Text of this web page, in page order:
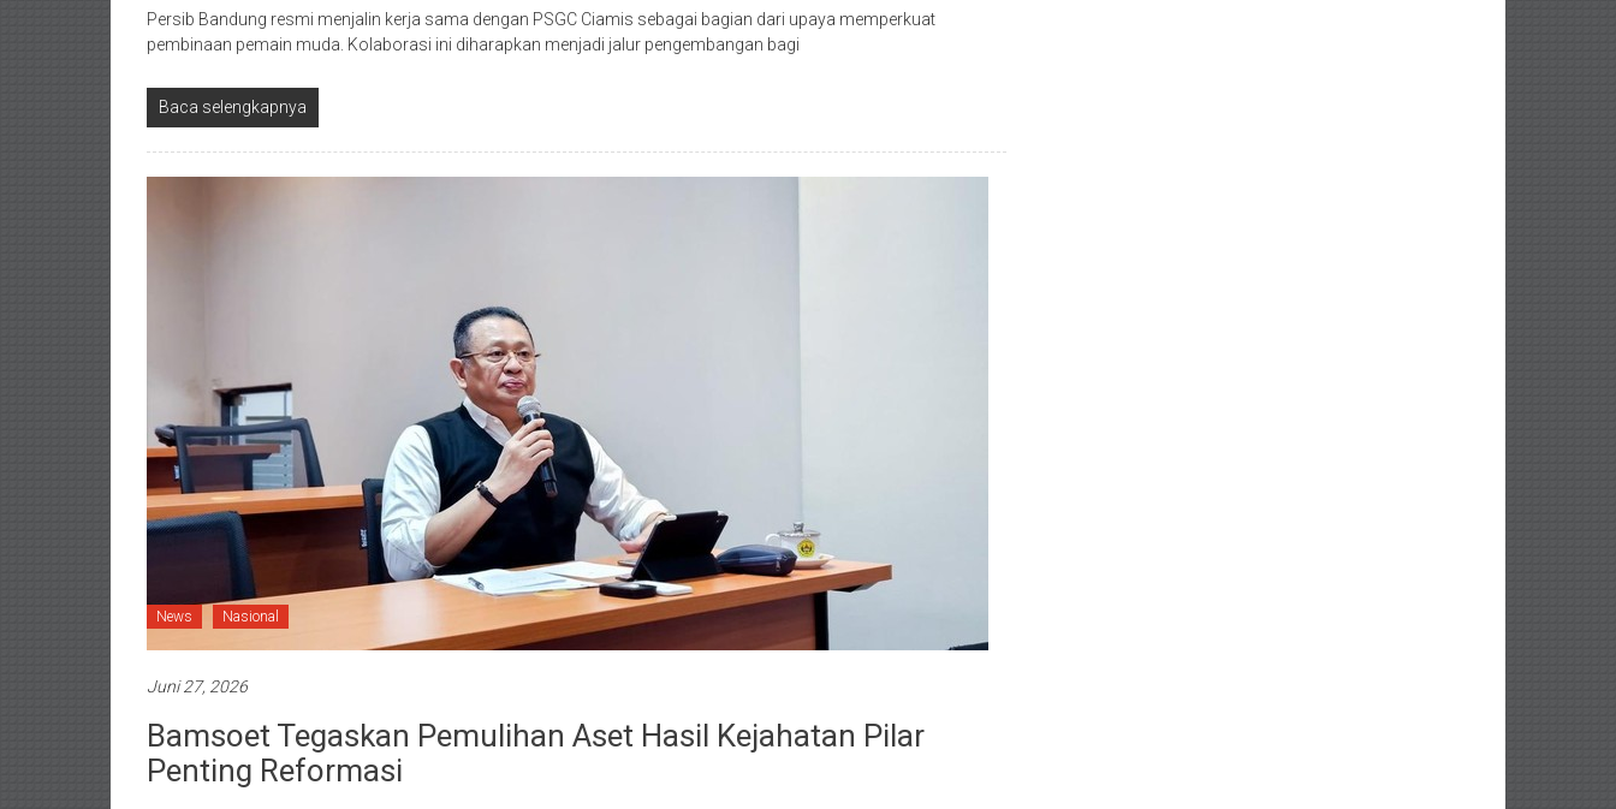
Persib Bandung resmi menjalin kerja sama dengan PSGC Ciamis sebagai bagian dari upaya memperkuat
pembinaan pemain muda. Kolaborasi ini diharapkan menjadi jalur pengembangan bagi
Baca selengkapnya
News Nasional
Juni 27, 2026
Bamsoet Tegaskan Pemulihan Aset Hasil Kejahatan Pilar
Penting Reformasi